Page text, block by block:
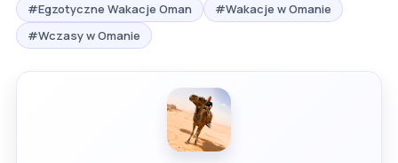
#Egzotyczne Wakacje Oman
#Wakacje w Omanie
#Wczasy w Omanie